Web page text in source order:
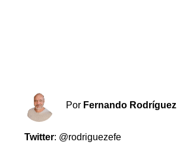
Por Fernando Rodríguez
Twitter: @rodriguezefe